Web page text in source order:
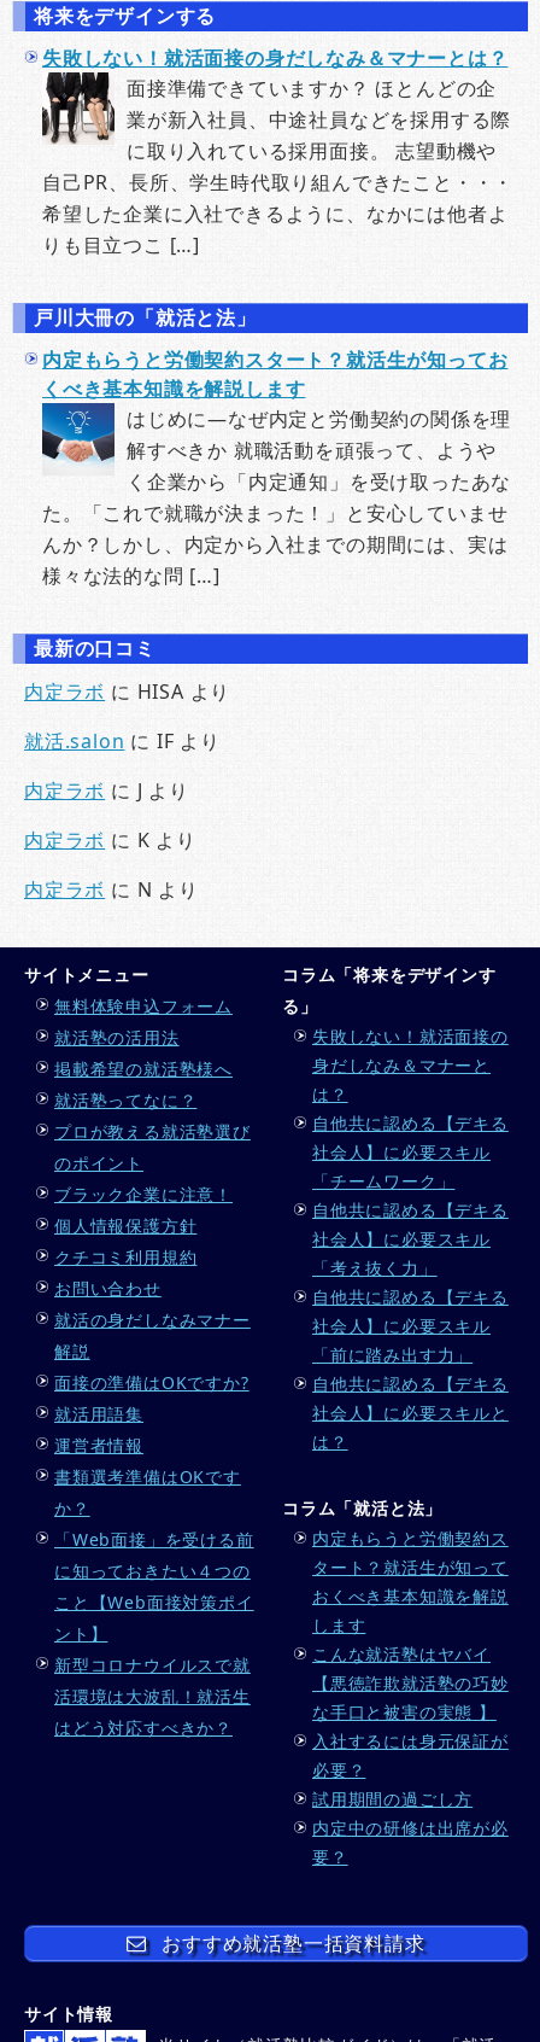
将来をデザインする
失敗しない！就活面接の身だしなみ＆マナーとは？
面接準備できていますか？ ほとんどの企
業が新入社員、中途社員などを採用する際
に取り入れている採用面接。 志望動機や
自己PR、長所、学生時代取り組んできたこと・・・
希望した企業に入社できるように、なかには他者よ
りも目立つこ […]
戸川大冊の「就活と法」
内定もらうと労働契約スタート？就活生が知ってお
くべき基本知識を解説します
はじめに―なぜ内定と労働契約の関係を理
解すべきか 就職活動を頑張って、ようや
く企業から「内定通知」を受け取ったあな
た。「これで就職が決まった！」と安心していませ
んか？しかし、内定から入社までの期間には、実は
様々な法的な問 […]
最新の口コミ
内定ラボ に HISA より
就活.salon に IF より
内定ラボ に J より
内定ラボ に K より
内定ラボ に N より
サイトメニュー
無料体験申込フォーム
就活塾の活用法
掲載希望の就活塾様へ
就活塾ってなに？
プロが教える就活塾選び
のポイント
ブラック企業に注意！
個人情報保護方針
クチコミ利用規約
お問い合わせ
就活の身だしなみマナー
解説
面接の準備はOKですか?
就活用語集
運営者情報
書類選考準備はOKです
か？
「Web面接」を受ける前
に知っておきたい４つの
こと【Web面接対策ポイ
ント】
新型コロナウイルスで就
活環境は大波乱！就活生
はどう対応すべきか？
コラム「将来をデザインす
る」
失敗しない！就活面接の
身だしなみ＆マナーと
は？
自他共に認める【デキる
社会人】に必要スキル
「チームワーク」
自他共に認める【デキる
社会人】に必要スキル
「考え抜く力」
自他共に認める【デキる
社会人】に必要スキル
「前に踏み出す力」
自他共に認める【デキる
社会人】に必要スキルと
は？
コラム「就活と法」
内定もらうと労働契約ス
タート？就活生が知って
おくべき基本知識を解説
します
こんな就活塾はヤバイ
【悪徳詐欺就活塾の巧妙
な手口と被害の実態 】
入社するには身元保証が
必要？
試用期間の過ごし方
内定中の研修は出席が必
要？
おすすめ就活塾一括資料請求
サイト情報